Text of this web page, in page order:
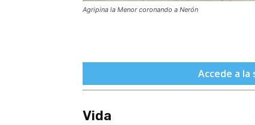
Agripina la Menor coronando a Nerón
Accede a la
Vida